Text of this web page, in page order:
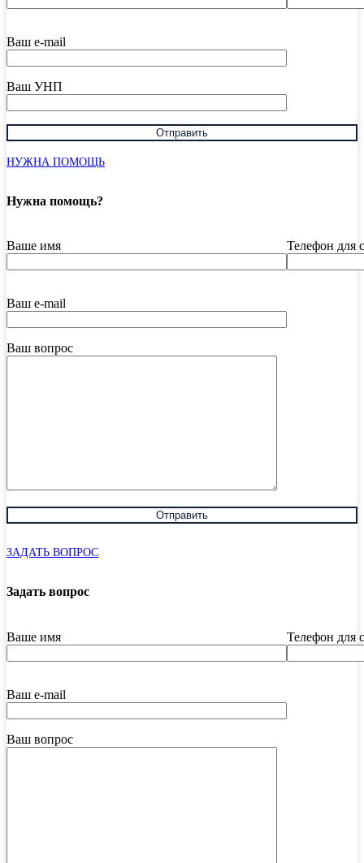
Ваш e-mail
Ваш УНП
НУЖНА ПОМОЩЬ
Нужна помощь?
Ваше имя Телефон для
Ваш e-mail
Ваш вопрос
ЗАДАТЬ ВОПРОС
Задать вопрос
Ваше имя Телефон для
Ваш e-mail
Ваш вопрос